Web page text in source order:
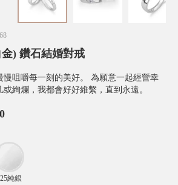
) 鑽石結婚對戒
慢咀嚼每一刻的美好。 為願意一起經營幸
絢爛，我都會好好維繫，直到永遠。
純銀